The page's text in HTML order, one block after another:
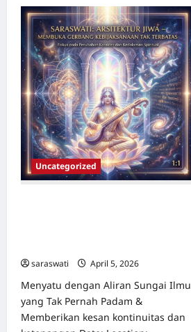
Saraswati:
Simbol
Kebijaksanaan
dan
Inspirasi
dalam
Meraih
Ilmu
Pengetahuan
Sejati
di
Era
Modern
2026
Uncategorized
saraswati
April 5, 2026
Menyatu dengan Aliran Sungai Ilmu
yang Tak Pernah Padam &
Memberikan kesan kontinuitas dan